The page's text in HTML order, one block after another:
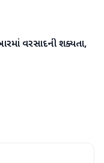
વરસાદની શક્યતા,